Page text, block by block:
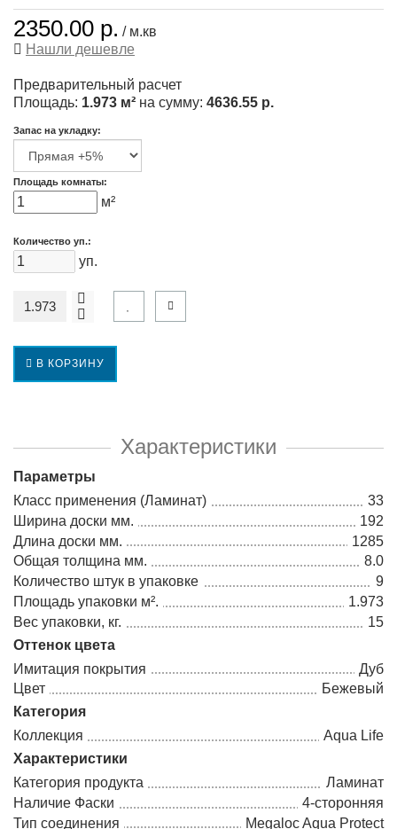
2350.00 р. / м.кв
Нашли дешевле
Предварительный расчет
Площадь: 1.973 м² на сумму: 4636.55 р.
Запас на укладку:
Площадь комнаты:
м²
Количество уп.:
уп.
В КОРЗИНУ
Характеристики
Параметры
Класс применения (Ламинат)
33
Ширина доски мм.
192
Длина доски мм.
1285
Общая толщина мм.
8.0
Количество штук в упаковке
9
Площадь упаковки м².
1.973
Вес упаковки, кг.
15
Оттенок цвета
Имитация покрытия
Дуб
Цвет
Бежевый
Категория
Коллекция
Aqua Life
Характеристики
Категория продукта
Ламинат
Наличие Фаски
4-сторонняя
Тип соединения
Megaloc Aqua Protect